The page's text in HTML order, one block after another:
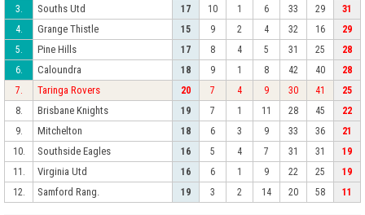
3.
Souths Utd 17 10 1 6 33 29
31
4.
Grange Thistle 15 9 2 4 32 16
29
5.
Pine Hills 17 8 4 5 31 25
28
6.
Caloundra 18 9 1 8 42 40
28
7.
Taringa Rovers 20 7 4 9 30 41
25
8.
Brisbane Knights 19 7 1 11 28 45
22
9.
Mitchelton 18 6 3 9 33 36
21
10.
Southside Eagles 16 5 4 7 31 31
19
11.
Virginia Utd 16 6 1 9 22 25
19
12.
Samford Rang. 19 3 2 14 20 58 11